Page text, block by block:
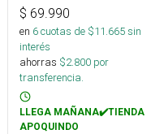
$ 69.990
en 6cuotas de $11.665sin
interés
ahorras $2.800 por
transferencia.
LLEGA MAÑANA✔️TIENDA
APOQUINDO